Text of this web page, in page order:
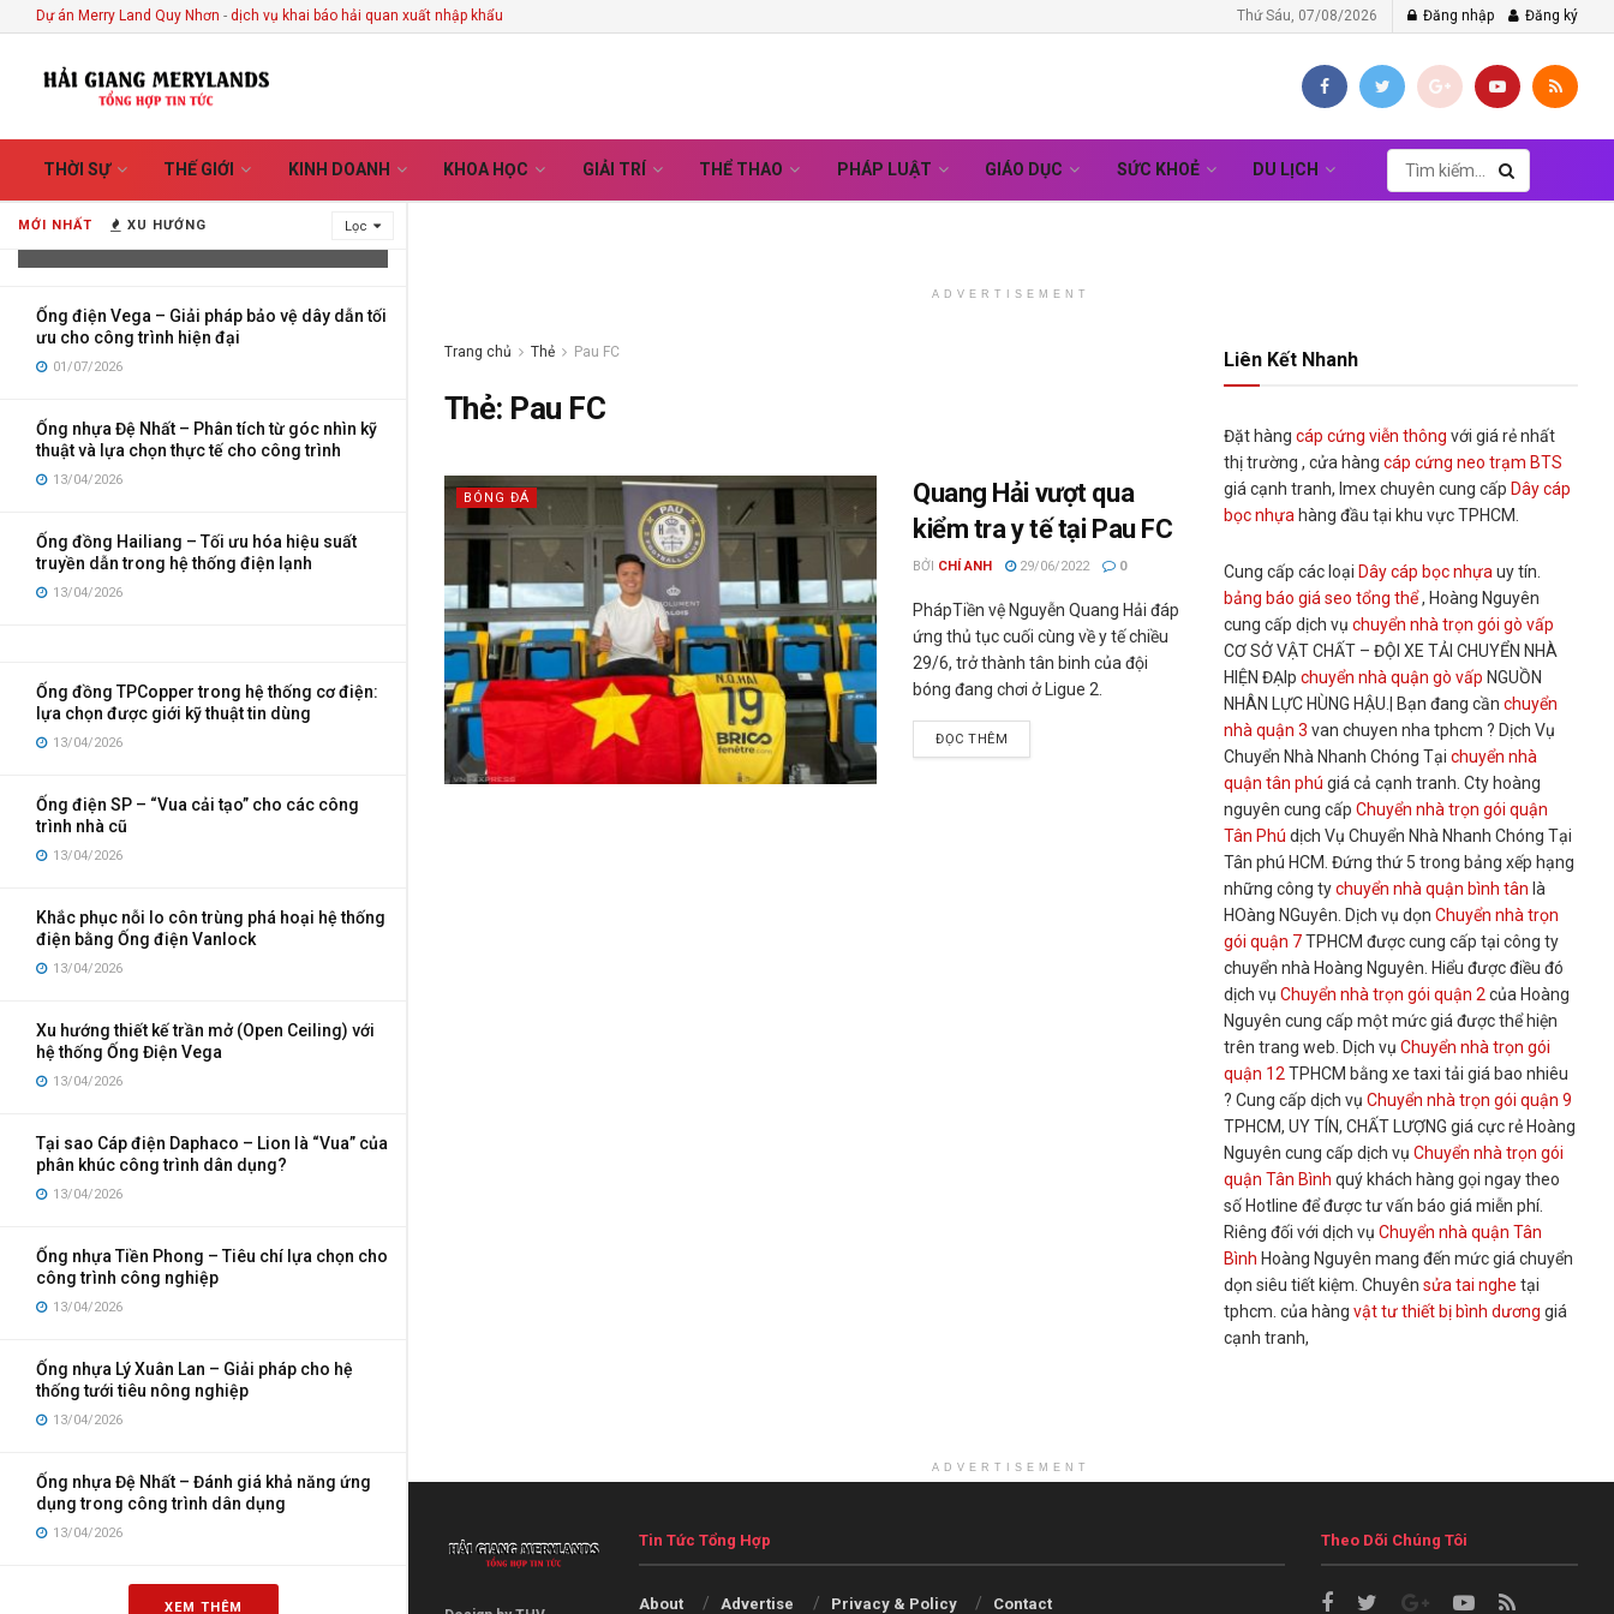
MỚI NHẤT XU HƯỚNG Lọc
Vietnam Handicrafts Store in Hoi An –
Discover the Stories Hidden Behind
Every Handmade Creation
Ống điện Vega – Giải pháp bảo vệ dây dẫn tối
ưu cho công trình hiện đại
01/07/2026
Ống nhựa Đệ Nhất – Phân tích từ góc nhìn kỹ
thuật và lựa chọn thực tế cho công trình
13/04/2026
Ống đồng Hailiang – Tối ưu hóa hiệu suất
truyền dẫn trong hệ thống điện lạnh
13/04/2026
Ống đồng TPCopper trong hệ thống cơ điện:
lựa chọn được giới kỹ thuật tin dùng
13/04/2026
Ống điện SP – “Vua cải tạo” cho các công
trình nhà cũ
13/04/2026
Khắc phục nỗi lo côn trùng phá hoại hệ thống
điện bằng Ống điện Vanlock
13/04/2026
Xu hướng thiết kế trần mở (Open Ceiling) với
hệ thống Ống Điện Vega
13/04/2026
Tại sao Cáp điện Daphaco – Lion là “Vua” của
phân khúc công trình dân dụng?
13/04/2026
Ống nhựa Tiền Phong – Tiêu chí lựa chọn cho
công trình công nghiệp
13/04/2026
Ống nhựa Lý Xuân Lan – Giải pháp cho hệ
thống tưới tiêu nông nghiệp
13/04/2026
Ống nhựa Đệ Nhất – Đánh giá khả năng ứng
dụng trong công trình dân dụng
13/04/2026
XEM THÊM
Dự án Merry Land Quy Nhơn - dịch vụ khai báo hải quan xuất nhập khẩu Thứ Sáu, 07/08/2026 Đăng nhập Đăng ký
THỜI SỰ THẾ GIỚI KINH DOANH KHOA HỌC GIẢI TRÍ THỂ THAO PHÁP LUẬT GIÁO DỤC SỨC KHOẺ DU LỊCH
ADVERTISEMENT
Trang chủ Thẻ Pau FC
Thẻ: Pau FC
BÓNG ĐÁ
Quang Hải vượt qua
kiểm tra y tế tại Pau FC
BỞI CHÍ ANH 29/06/2022 0
PhápTiền vệ Nguyễn Quang Hải đáp
ứng thủ tục cuối cùng về y tế chiều
29/6, trở thành tân binh của đội
bóng đang chơi ở Ligue 2.
ĐỌC THÊM
Liên Kết Nhanh
Đặt hàngcáp cứng viễn thông với giá rẻ nhất
thị trường , cửa hàngcáp cứng neo trạm BTS
giá cạnh tranh, Imex chuyên cung cấp Dây cáp
bọc nhựa hàng đầu tại khu vực TPHCM.
Cung cấp các loạiDây cáp bọc nhựa uy tín.
bảng báo giá seo tổng thể, Hoàng Nguyên
cung cấp dịch vụchuyển nhà trọn gói gò vấp
CƠ SỞ VẬT CHẤT – ĐỘI XE TẢI CHUYỂN NHÀ
HIỆN ĐẠIpchuyển nhà quận gò vấp NGUỒN
NHÂN LỰC HÙNG HẬU.| Bạn đang cầnchuyển
nhà quận 3 van chuyen nha tphcm ? Dịch Vụ
Chuyển Nhà Nhanh Chóng Tạichuyển nhà
quận tân phú giá cả cạnh tranh. Cty hoàng
nguyên cung cấpChuyển nhà trọn gói quận
Tân Phú dịch Vụ Chuyển Nhà Nhanh Chóng Tại
Tân phú HCM. Đứng thứ 5 trong bảng xếp hạng
những công tychuyển nhà quận bình tân là
HOàng NGuyên. Dịch vụ dọnChuyển nhà trọn
gói quận 7TPHCM được cung cấp tại công ty
chuyển nhà Hoàng Nguyên. Hiểu được điều đó
dịch vụChuyển nhà trọn gói quận 2 của Hoàng
Nguyên cung cấp một mức giá được thể hiện
trên trang web. Dịch vụChuyển nhà trọn gói
quận 12 TPHCM bằng xe taxi tải giá bao nhiêu
? Cung cấp dịch vụChuyển nhà trọn gói quận 9
TPHCM, UY TÍN, CHẤT LƯỢNG giá cực rẻ Hoàng
Nguyên cung cấp dịch vụChuyển nhà trọn gói
quận Tân Bình quý khách hàng gọi ngay theo
số Hotline để được tư vấn báo giá miễn phí.
Riêng đối với dịch vụChuyển nhà quận Tân
Bình Hoàng Nguyên mang đến mức giá chuyển
dọn siêu tiết kiệm. Chuyênsửa tai nghe tại
tphcm. của hàngvật tư thiết bị bình dương giá
cạnh tranh,
ADVERTISEMENT
Tin Tức Tổng Hợp
About Advertise Privacy & Policy Contact
Theo Dõi Chúng Tôi